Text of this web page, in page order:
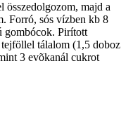
összedolgozom, majd a
Forró, sós vízben kb 8
gombócok. Pirított
tálalom (1,5 doboz
3 evõkanál cukrot